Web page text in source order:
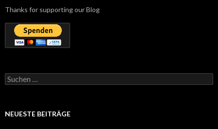
Thanks for supporting our Blog
Suchen
nach:
NEUESTE BEITRÄGE